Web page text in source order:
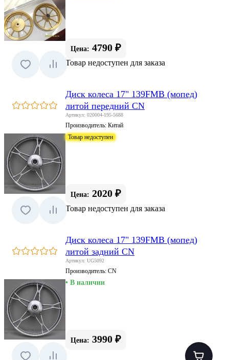
Цена: 4790 ₽
Товар недоступен для заказа
Диск колеса 17" 139FMB (мопед)
литой передний CN
Артикул: 020004-195-5688
Производитель: Китай
Товар недоступен
Цена: 2020 ₽
Товар недоступен для заказа
Диск колеса 17" 139FMB (мопед)
литой задний CN
Артикул: UG5092
Производитель: CN
• В наличии
Цена: 3990 ₽